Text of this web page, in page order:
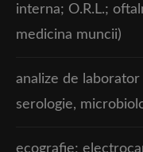
interna; O.R.L.;
medicina muncii)
analize de
serologie,
ecografie;